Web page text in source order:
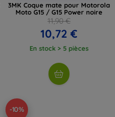
3MK Coque mate pour Motorola
Moto G15 / G15 Power noire
11,90 €
10,72 €
En stock > 5 pièces
-10%